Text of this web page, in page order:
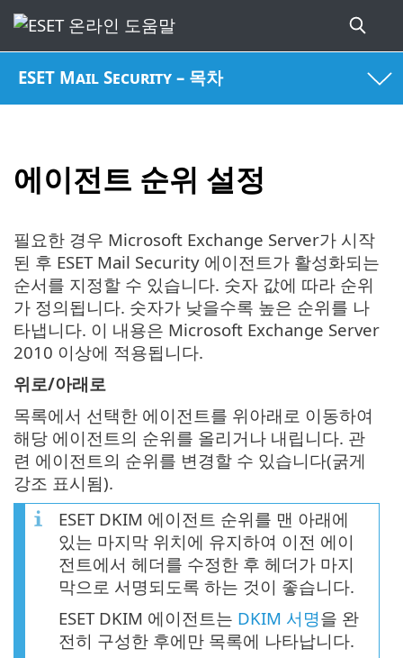
ESET Mail Security – 목차
에이전트 순위 설정
필요한 경우 Microsoft Exchange Server가 시작
된 후 ESET Mail Security 에이전트가 활성화되는
순서를 지정할 수 있습니다. 숫자 값에 따라 순위
가 정의됩니다. 숫자가 낮을수록 높은 순위를 나
타냅니다. 이 내용은 Microsoft Exchange Server
2010 이상에 적용됩니다.
위로/아래로
목록에서 선택한 에이전트를 위아래로 이동하여
해당 에이전트의 순위를 올리거나 내립니다. 관
련 에이전트의 순위를 변경할 수 있습니다(굵게
강조 표시됨).
ESET DKIM 에이전트 순위를 맨 아래에
있는 마지막 위치에 유지하여 이전 에이
전트에서 헤더를 수정한 후 헤더가 마지
막으로 서명되도록 하는 것이 좋습니다.
ESET DKIM 에이전트는 DKIM 서명을 완
전히 구성한 후에만 목록에 나타납니다.